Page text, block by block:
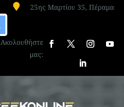
 25ης Μαρτίου 35, Πέραμα
Ακολουθήστε
μας: